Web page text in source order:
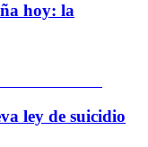
hoy: la
ley de suicidio